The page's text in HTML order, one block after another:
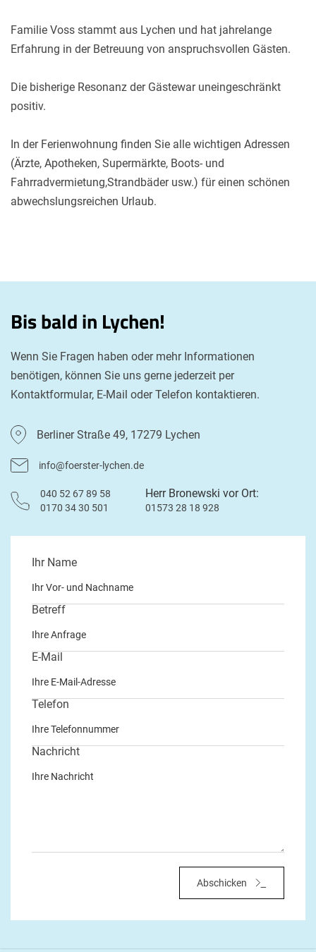
Familie Voss stammt aus Lychen und hat jahrelange
Erfahrung in der Betreuung von anspruchsvollen Gästen.
Die bisherige Resonanz der Gästewar uneingeschränkt
positiv.
In der Ferienwohnung finden Sie alle wichtigen Adressen
(Ärzte, Apotheken, Supermärkte, Boots- und
Fahrradvermietung,Strandbäder usw.) für einen schönen
abwechslungsreichen Urlaub.
Bis bald in Lychen!
Wenn Sie Fragen haben oder mehr Informationen
benötigen, können Sie uns gerne jederzeit per
Kontaktformular, E-Mail oder Telefon kontaktieren.
Berliner Straße 49, 17279 Lychen
info@foerster-lychen.de
040 52 67 89 58
0170 34 30 501
Herr Bronewski vor Ort:
01573 28 18 928
Ihr Name
Betreff
E-Mail
Telefon
Nachricht